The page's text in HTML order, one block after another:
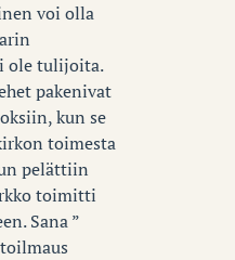
voi olla
ole tulijoita.
pakenivat
kun se
toimesta
pelättiin
toimitti
Sana ”